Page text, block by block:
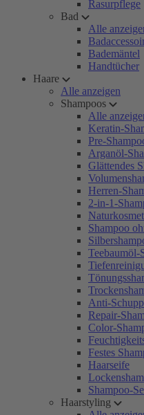
Rasurpflege
Bad
Alle
Bademäntel
Handtücher
Haare
Alle anzeigen
Shampoos
Alle
Keratin-
Pre-
Arganöl-
Glättendes
Herren-
2-in-1-
Shampoo
Teebaumöl-
Anti-
Repair-
Color-
Festes
Haarseife
Shampoo-
Haarstyling